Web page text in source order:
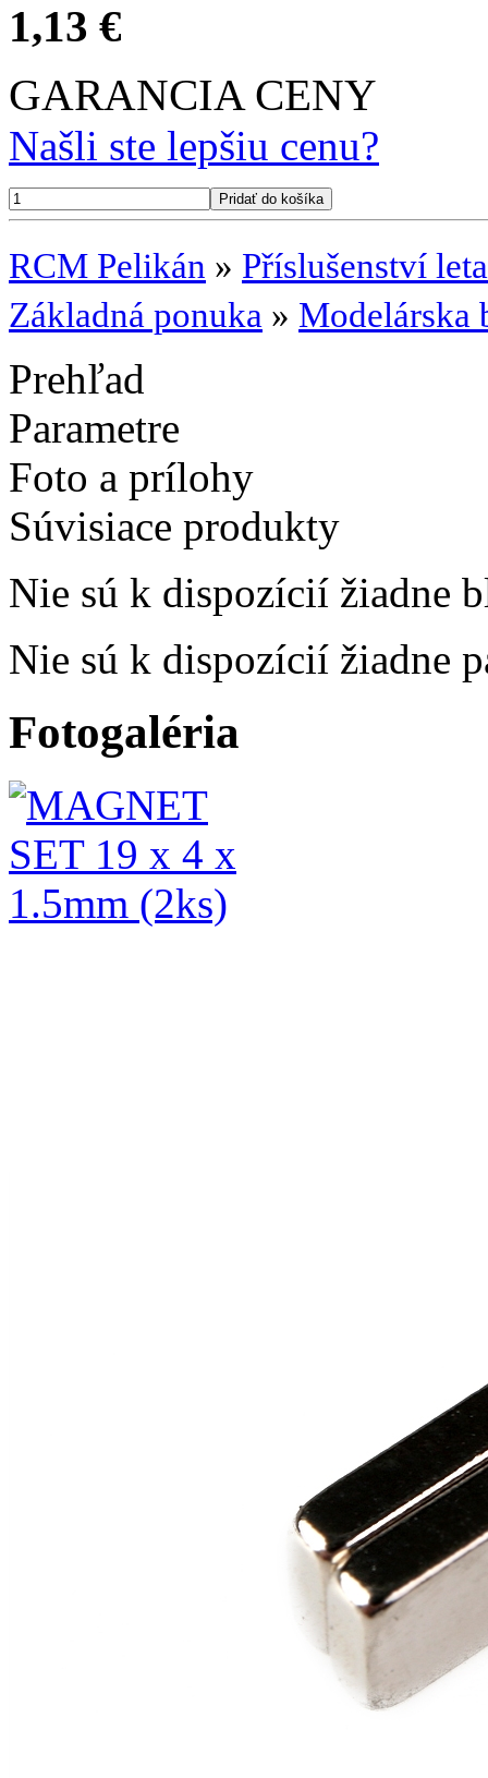
1,13 €
GARANCIA CENY
Našli ste lepšiu cenu?
RCM Pelikán » Příslušenství
Základná ponuka » Modelárska
Prehľad
Parametre
Foto a prílohy
Súvisiace produkty
Nie sú k dispozícií žiadne
Nie sú k dispozícií žiadne
Fotogaléria